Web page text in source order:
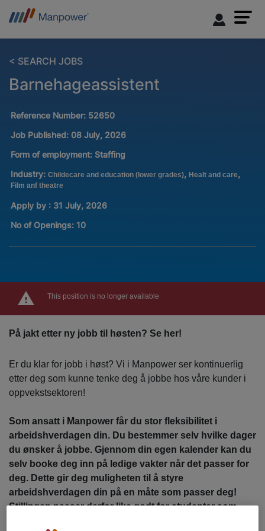
< SEARCH JOBS
Barnehageassistent
Reference Number: 52650
Job Published: 08 July, 2026
Form of employment: Staffing
Industry: Childecare and education (lower grades), Healt and care,
Film anf theatre
Apply by : 31 July, 2026
No of Openings: 10
This position is no longer available
På jakt etter ny jobb til høsten? Se her!
Er du klar for jobb i høst? Vi i Manpower ser kontinuerlig
etter deg som kunne tenke deg å jobbe hos våre kunder i
oppvekstsektoren!
Som ansatt i Manpower får du stor fleksibilitet i
arbeidshverdagen din. Du bestemmer selv hvilke dager
du ønsker å jobbe. Gjennom din egen kalender kan du
selv booke deg inn på ledige vakter når det passer for
deg. Dette gir deg muligheten til å styre
arbeidshverdagen din på en måte som passer deg!
Stillingen passer derfor like godt for studenter som